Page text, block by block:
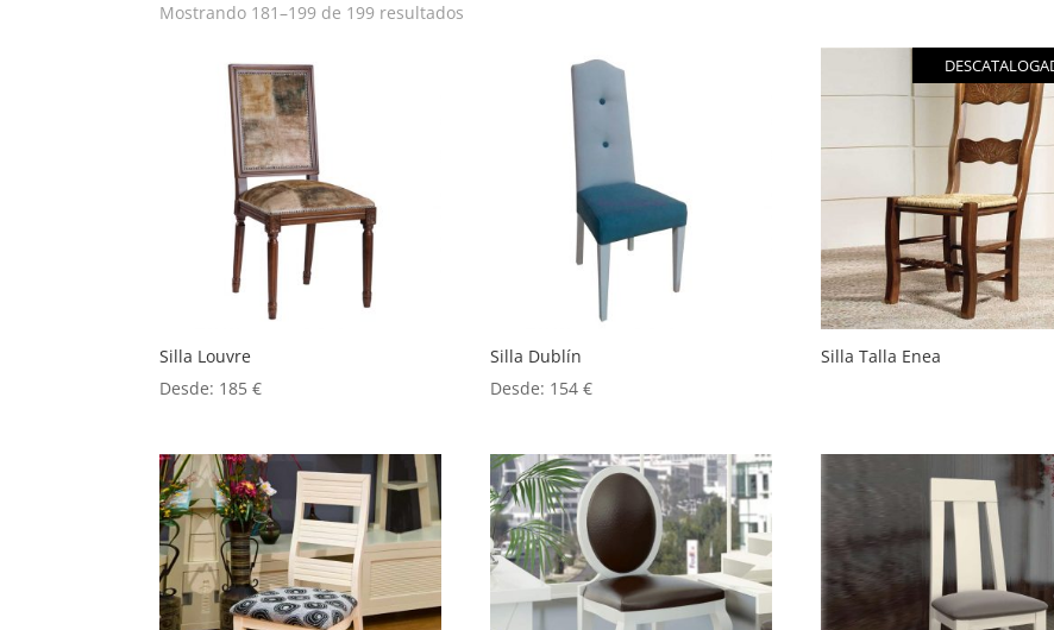
Mostrando 181–199 de 199 resultados
Silla Louvre
Desde: 185€
Silla Dublín
Desde: 154€
Silla Talla Enea